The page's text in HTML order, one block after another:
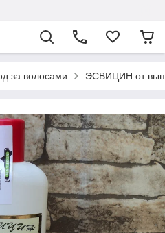
за волосами ЭСВИЦИН от